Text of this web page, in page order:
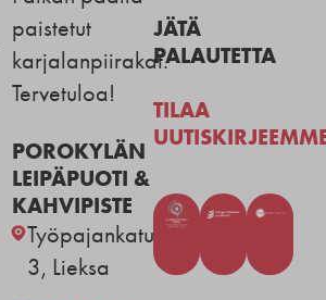
paistetut
karjalanpiirakat.
Tervetuloa!
POROKYLÄN
LEIPÄPUOTI &
KAHVIPISTE
Työpajankatu
3, Lieksa
JÄTÄ
PALAUTETTA
TILAA